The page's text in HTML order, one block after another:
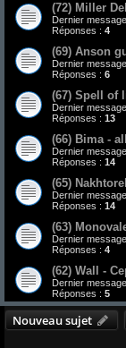
(72) Miller
Dernier
Réponses : 4
(69) Anson
Dernier
Réponses : 6
(67) Spell of
Dernier
Réponses : 13
(66) Bima -
Dernier
Réponses : 14
(65)
Dernier
Réponses : 14
(63)
Dernier
Réponses : 4
(62) Wall -
Dernier
Réponses : 5
Nouveau sujet